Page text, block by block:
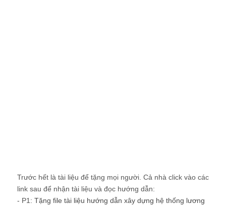
Quy trình và hướng dẫn xây dựng Key